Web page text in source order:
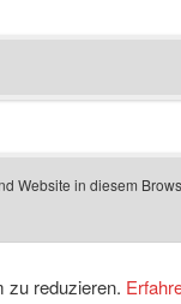
Website in diesem
zu reduzieren.